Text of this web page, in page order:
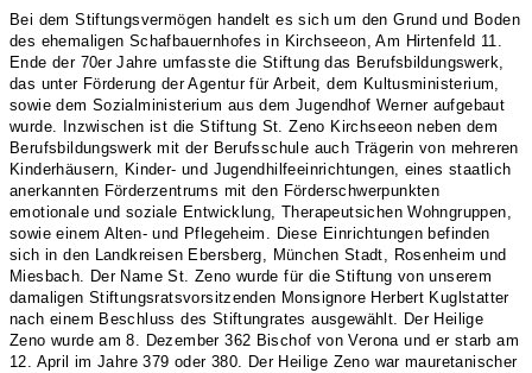
Bei dem Stiftungsvermögen handelt es sich um den Grund und Boden
des ehemaligen Schafbauernhofes in Kirchseeon, Am Hirtenfeld 11.
Ende der 70er Jahre umfasste die Stiftung das Berufsbildungswerk,
das unter Förderung der Agentur für Arbeit, dem Kultusministerium,
sowie dem Sozialministerium aus dem Jugendhof Werner aufgebaut
wurde. Inzwischen ist die Stiftung St. Zeno Kirchseeon neben dem
Berufsbildungswerk mit der Berufsschule auch Trägerin von mehreren
Kinderhäusern, Kinder- und Jugendhilfeeinrichtungen, eines staatlich
anerkannten Förderzentrums mit den Förderschwerpunkten
emotionale und soziale Entwicklung, Therapeutsichen Wohngruppen,
sowie einem Alten- und Pflegeheim. Diese Einrichtungen befinden
sich in den Landkreisen Ebersberg, München Stadt, Rosenheim und
Miesbach. Der Name St. Zeno wurde für die Stiftung von unserem
damaligen Stiftungsratsvorsitzenden Monsignore Herbert Kuglstatter
nach einem Beschluss des Stiftungrates ausgewählt. Der Heilige
Zeno wurde am 8. Dezember 362 Bischof von Verona und er starb am
12. April im Jahre 379 oder 380. Der Heilige Zeno war mauretanischer